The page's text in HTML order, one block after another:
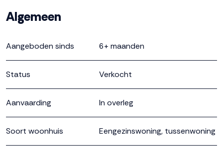
Algemeen
Aangeboden sinds 6+ maanden
Status Verkocht
Aanvaarding In overleg
Soort woonhuis Eengezinswoning, tussenwoning